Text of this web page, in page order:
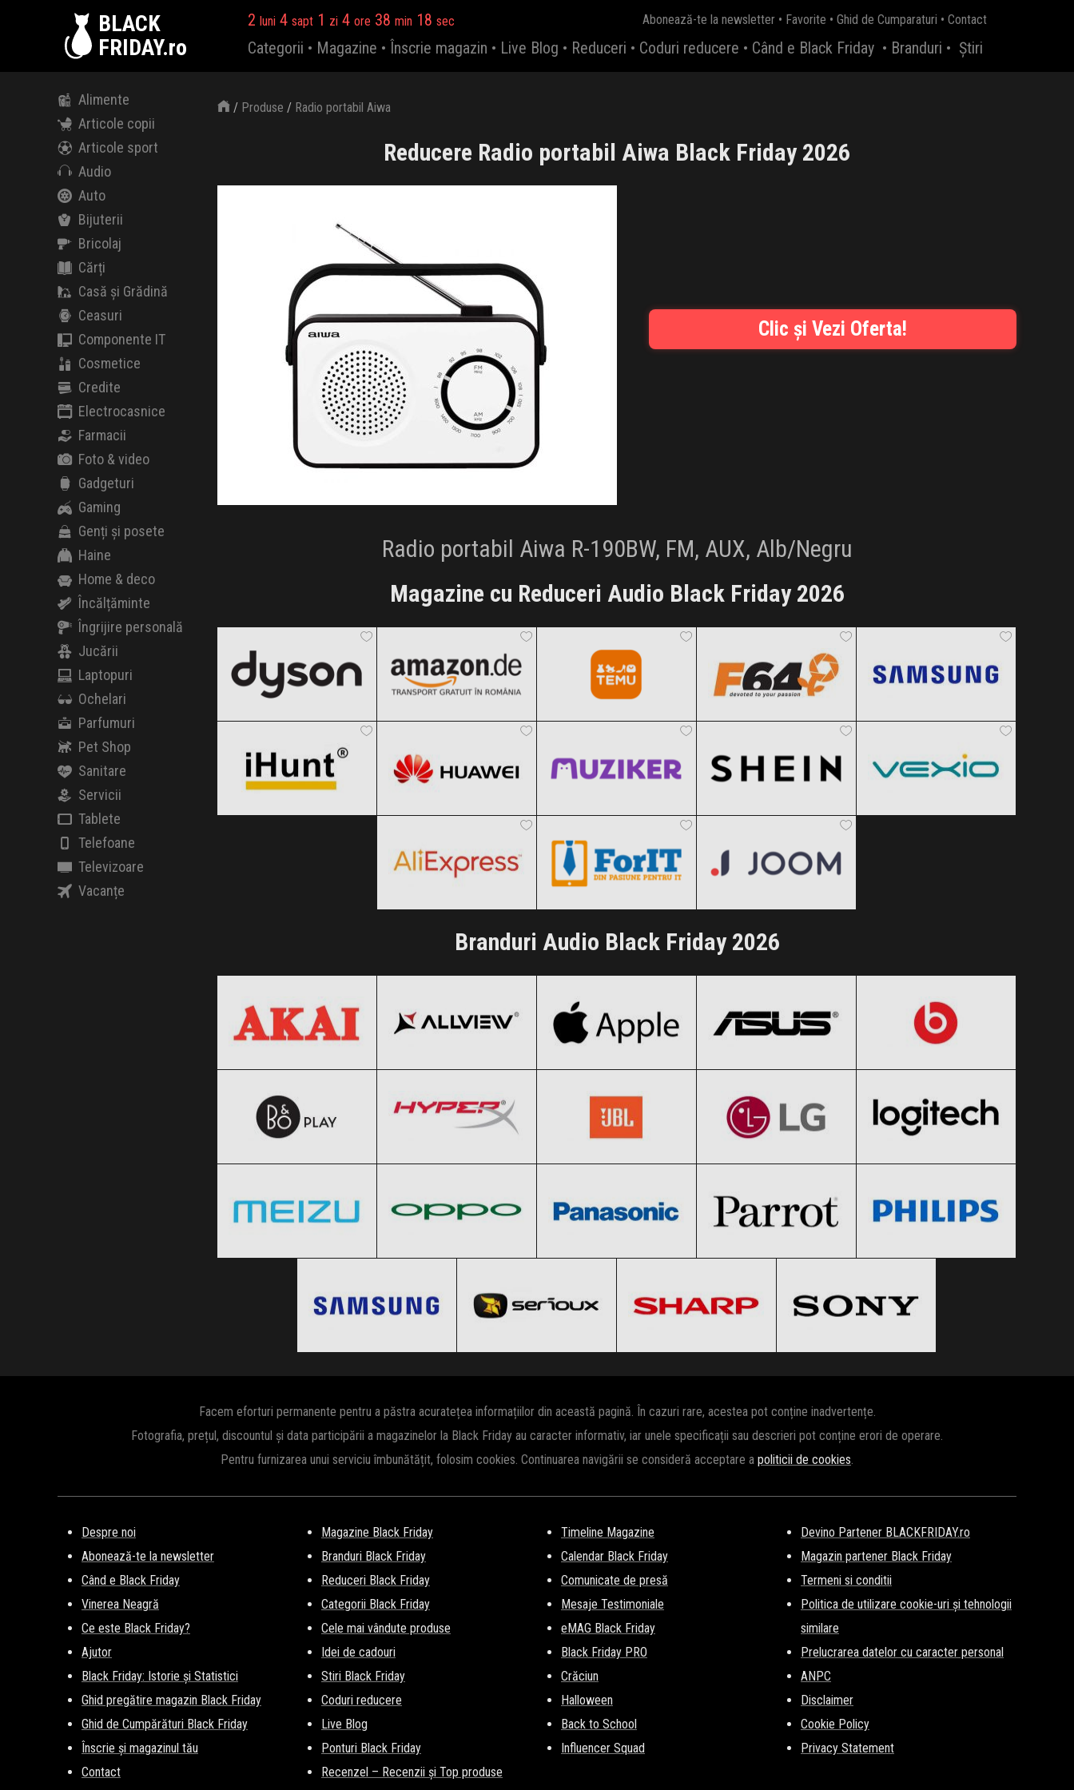
BLACK
FRIDAY.ro
2 luni 4 sapt 1 zi 4 ore 38 min 17 sec Abonează-te la newsletter • Favorite • Ghid de Cumparaturi • Contact
Categorii • Magazine • Înscrie magazin • Live Blog • Reduceri • Coduri reducere • Când e Black Friday • Branduri • Știri
Alimente
Articole copii
Articole sport
Audio
Auto
Bijuterii
Bricolaj
Cărți
Casă și Grădină
Ceasuri
Componente IT
Cosmetice
Credite
Electrocasnice
Farmacii
Foto & video
Gadgeturi
Gaming
Genți și posete
Haine
Home & deco
Încălțăminte
Îngrijire personală
Jucării
Laptopuri
Ochelari
Parfumuri
Pet Shop
Sanitare
Servicii
Tablete
Telefoane
Televizoare
Vacanțe
/ Produse / Radio portabil Aiwa
Reducere Radio portabil Aiwa Black Friday 2026
Clic și Vezi Oferta!
Radio portabil Aiwa R-190BW, FM, AUX, Alb/Negru
Magazine cu Reduceri Audio Black Friday 2026
Clic și Vezi Ofertele! Clic și Vezi Ofertele! Clic și Vezi Ofertele! Clic și Vezi Ofertele! Clic și Vezi Ofertele!
Clic și Vezi Ofertele! Clic și Vezi Ofertele! Clic și Vezi Ofertele! Clic și Vezi Ofertele! Clic și Vezi Ofertele!
Clic și Vezi Ofertele! Clic și Vezi Ofertele! Clic și Vezi Ofertele!
Branduri Audio Black Friday 2026
Clic și Vezi Ofertele! Clic și Vezi Ofertele! Clic și Vezi Ofertele! Clic și Vezi Ofertele! Clic și Vezi Ofertele!
Clic și Vezi Ofertele! Clic și Vezi Ofertele! Clic și Vezi Ofertele! Clic și Vezi Ofertele! Clic și Vezi Ofertele!
Clic și Vezi Ofertele! Clic și Vezi Ofertele! Clic și Vezi Ofertele! Clic și Vezi Ofertele! Clic și Vezi Ofertele!
Clic și Vezi Ofertele! Clic și Vezi Ofertele! Clic și Vezi Ofertele! Clic și Vezi Ofertele!
Facem eforturi permanente pentru a păstra acuratețea informațiilor din această pagină. În cazuri rare, acestea pot conține inadvertențe.
Fotografia, prețul, discountul și data participării a magazinelor la Black Friday au caracter informativ, iar unele specificații sau descrieri pot conține erori de operare.
Pentru furnizarea unui serviciu îmbunătățit, folosim cookies. Continuarea navigării se consideră acceptare a politicii de cookies.
Despre noi
Abonează-te la newsletter
Când e Black Friday
Vinerea Neagră
Ce este Black Friday?
Ajutor
Black Friday: Istorie și Statistici
Ghid pregătire magazin Black Friday
Ghid de Cumpărături Black Friday
Înscrie și magazinul tău
Contact
Magazine Black Friday
Branduri Black Friday
Reduceri Black Friday
Categorii Black Friday
Cele mai vândute produse
Idei de cadouri
Stiri Black Friday
Coduri reducere
Live Blog
Ponturi Black Friday
Recenzel – Recenzii și Top produse
Timeline Magazine
Calendar Black Friday
Comunicate de presă
Mesaje Testimoniale
eMAG Black Friday
Black Friday PRO
Crăciun
Halloween
Back to School
Influencer Squad
Devino Partener BLACKFRIDAY.ro
Magazin partener Black Friday
Termeni si conditii
Politica de utilizare cookie-uri și tehnologii
similare
Prelucrarea datelor cu caracter personal
ANPC
Disclaimer
Cookie Policy
Privacy Statement